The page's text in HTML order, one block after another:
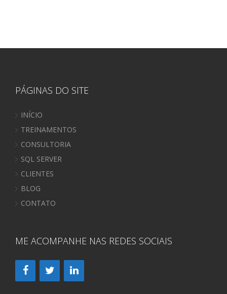
PÁGINAS DO SITE
INÍCIO
TREINAMENTOS
CONSULTORIA
SQL SERVER
CLIENTES
BLOG
CONTATO
ME ACOMPANHE NAS REDES SOCIAIS